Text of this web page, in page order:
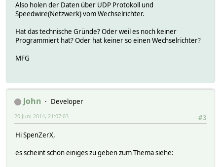
Also holen der Daten über UDP Protokoll und
Speedwire(Netzwerk) vom Wechselrichter.
Hat das technische Gründe? Oder weil es noch keiner
Programmiert hat? Oder hat keiner so einen Wechselrichter?
MFG
John
Developer
#3
20 Juni 2014, 21:07:03
Hi SpenZerX,
es scheint schon einiges zu geben zum Thema siehe: